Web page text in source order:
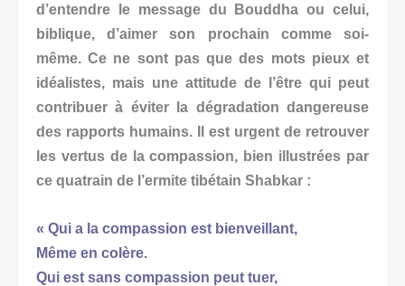
d’entendre le message du Bouddha ou celui,
biblique, d’aimer son prochain comme soi-
même. Ce ne sont pas que des mots pieux et
idéalistes, mais une attitude de l’être qui peut
contribuer à éviter la dégradation dangereuse
des rapports humains. Il est urgent de retrouver
les vertus de la compassion, bien illustrées par
ce quatrain de l’ermite tibétain Shabkar :
« Qui a la compassion est bienveillant,
Même en colère.
Qui est sans compassion peut tuer,